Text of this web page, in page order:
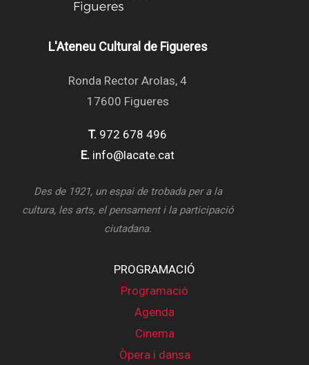
L'Ateneu Cultural de Figueres
Ronda Rector Arolas, 4
17600 Figueres
T. 972 678 496
E. info@lacate.cat
Des de 1921, un espai de trobada per a la
cultura, les arts, el pensament i la participació
ciutadana.
PROGRAMACIÓ
Programació
Agenda
Cinema
Òpera i dansa